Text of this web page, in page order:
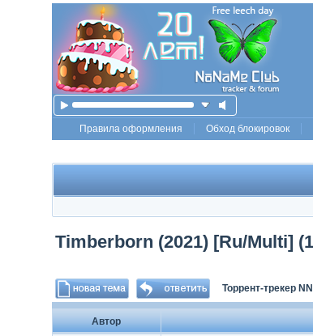
Правила оформления Обход блокировок
Timberborn (2021) [Ru/Multi]
Торрент-трекер
Автор